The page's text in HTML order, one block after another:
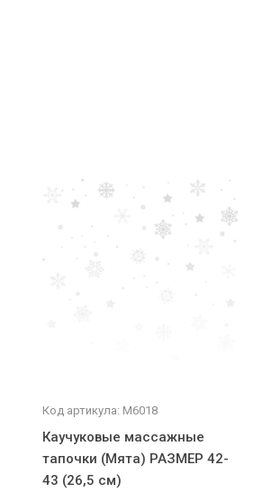
Код артикула: М6018
Каучуковые массажные
тапочки (Мята) РАЗМЕР 42-
43 (26,5 см)